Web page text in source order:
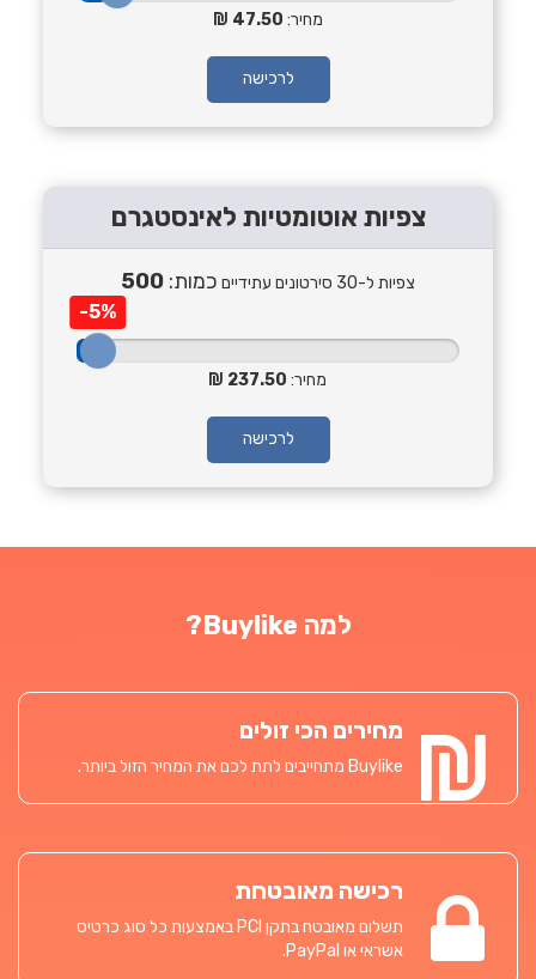
מחיר: 47.50
לרכישה
צפיות אוטומטיות לאינסטגרם
צפיות ל-30 סירטונים עתידיים כמות: 500
-5%
מחיר: 237.50
לרכישה
למה Buylike?
מחירים הכי זולים
Buylike מתחייבים לתת לכם את המחיר הזול ביותר.
רכישה מאובטחת
תשלום מאובטח בתקן PCI באמצעות כל סוג כרטיס
אשראי או PayPal.